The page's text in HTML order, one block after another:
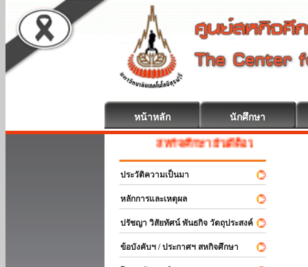
หน้าหลัก นักศึกษา
สหกิจศึกษา ยินดีต้อนรับ
ประวัติความเป็นมา
หลักการและเหตุผล
ปรัชญา วิสัยทัศน์ พันธกิจ วัตถุประสงค์
ข้อบังคับฯ / ประกาศฯ สหกิจศึกษา